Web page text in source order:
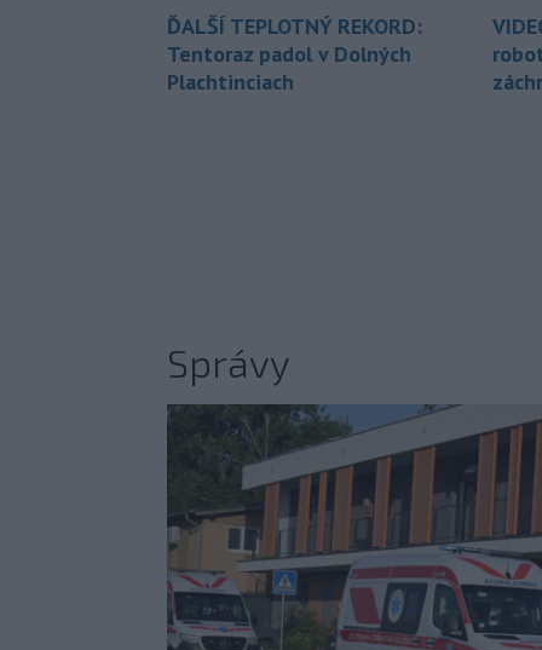
ĎALŠÍ TEPLOTNÝ REKORD:
Tentoraz padol v Dolných
Plachtinciach
Správy